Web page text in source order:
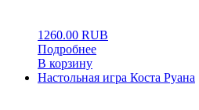
1260.00 RUB
Подробнее
В корзину
Настольная игра Коста Руана